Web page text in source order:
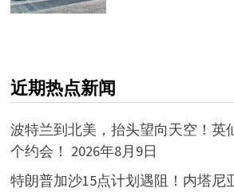
近期热点新闻
波特兰到北美，抬头望向天空！英
个约会！ 2026年8月9日
特朗普加沙15点计划遇阻！内塔尼